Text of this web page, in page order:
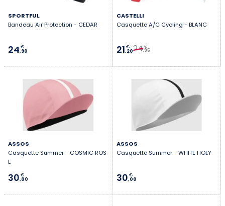
SPORTFUL
Bandeau Air Protection - CEDAR
24,90
€
CASTELLI
Casquette A/C Cycling - BLANC
21,20
€ 24,95
€
ASSOS
Casquette Summer - COSMIC ROS
E
30,00
€
ASSOS
Casquette Summer - WHITE HOLY
30,00
€